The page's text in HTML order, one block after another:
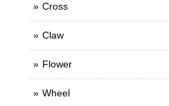
Cross
Claw
Flower
Wheel